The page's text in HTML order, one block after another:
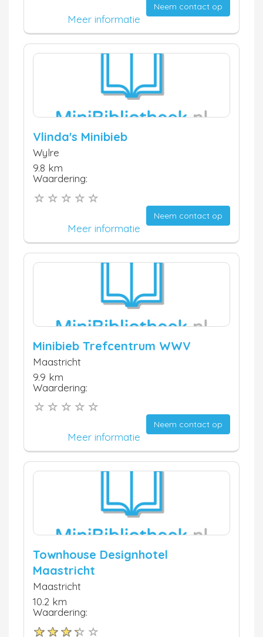
Neem contact op
Meer informatie
Vlinda's Minibieb
Wylre
9.8 km
Waardering:
Neem contact op
Meer informatie
Minibieb Trefcentrum WWV
Maastricht
9.9 km
Waardering:
Neem contact op
Meer informatie
Townhouse Designhotel
Maastricht
Maastricht
10.2 km
Waardering: